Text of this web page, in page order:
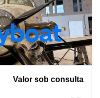
Valor sob consulta